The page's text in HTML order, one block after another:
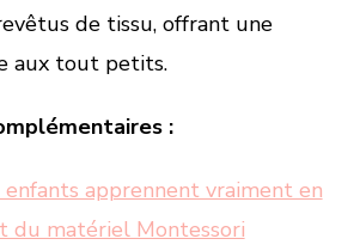
de tissu, offrant une
aux tout petits.
:
enfants apprennent vraiment en
du matériel Montessori